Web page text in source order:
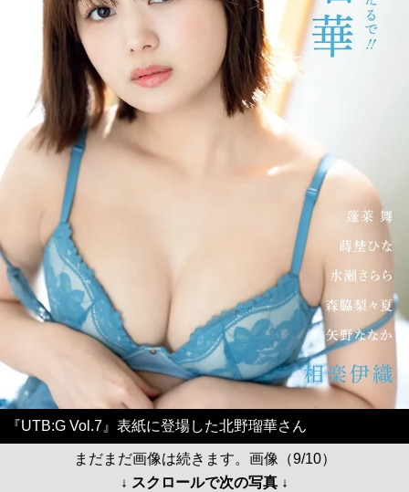
『UTB:G Vol.7』表紙に登場した北野瑠華さん
まだまだ画像は続きます。画像（9/10）
↓ スクロールで次の写真 ↓